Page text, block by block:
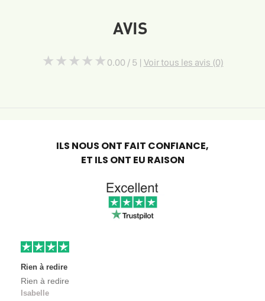
AVIS
( )
★
★
( ) ★
★
( ) ★
★
( ) ★
★
( ) ★
★ 0.00 / 5 | Voir tous les avis (0)
ILS NOUS ONT FAIT CONFIANCE,
ET ILS ONT EU RAISON
Rien à redire
Rien à redire
Isabelle